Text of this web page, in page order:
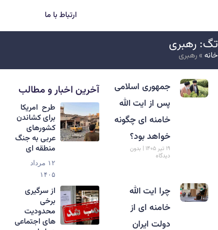
ارتباط با ما
رهبری
» رهبری
جمهوری اسلامی
پس از ایت الله
خامنه ای چگونه
خواهد بود؟
۱۹ تیر ۱۴۰۵
بدون
دیدگاه
چرا ایت الله
خامنه ای از
دولت ایران
آخرین اخبار و مطالب
طرح امریکا
برای کشاندن
کشورهای
عربی به جنگ
منطقه ای
۱۲ مرداد
۱۴۰۵
از سرگیری
برخی
محدودیت
های اجتماعی